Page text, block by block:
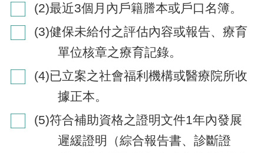
(2)最近3個月內戶籍謄本或戶口名簿。
(3)健保未給付之評估內容或報告、療育
單位核章之療育記錄。
(4)已立案之社會福利機構或醫療院所收
據正本。
(5)符合補助資格之證明文件1年內發展
遲緩證明（綜合報告書、診斷證